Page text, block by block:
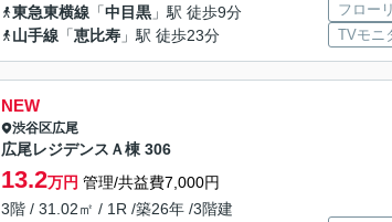
東急東横線 「中目黒 」駅 徒歩9分
山手線 「恵比寿 」駅 徒歩23分
フロー
TVモニ
NEW
渋谷区広尾
広尾レジデンスＡ棟 306
13.2万円 管理/共益費7,000円
3階 / 31.02㎡ / 1R /築26年 /3階建